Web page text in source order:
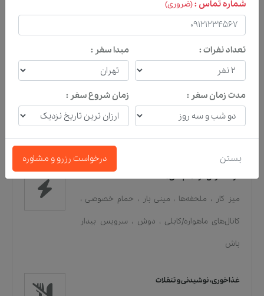
سرویس روزانه اتاق،کپسول آتش‌نشانی،سیستم
تهویه هوا،کمد/دراور،کپسول آتش‌نشانی،تلفن
خدمات و امکانات کلی هتل
صرافی،امکانات ویژه برای معلولان،کمد قفل‌دار،
انبارنگهداری چمدان
اتاق سیگار ممنوع، سیستم
گرمایشی
در دسترس در تمام اتاق‌ها
میز کار ، ملحفه‌ها ، مینی بار ، حمام خصوصی ،
کانال‌های ماهواره/کابلی ، دوش ، سرویس بیدار
باش
غذاخوری، نوشیدنی و تنقلات
شماره تماس :(ضروری)
تعداد نفرات : مبدا سفر :
مدت زمان سفر : زمان شروع سفر :
بستن درخواست رزرو و مشاوره